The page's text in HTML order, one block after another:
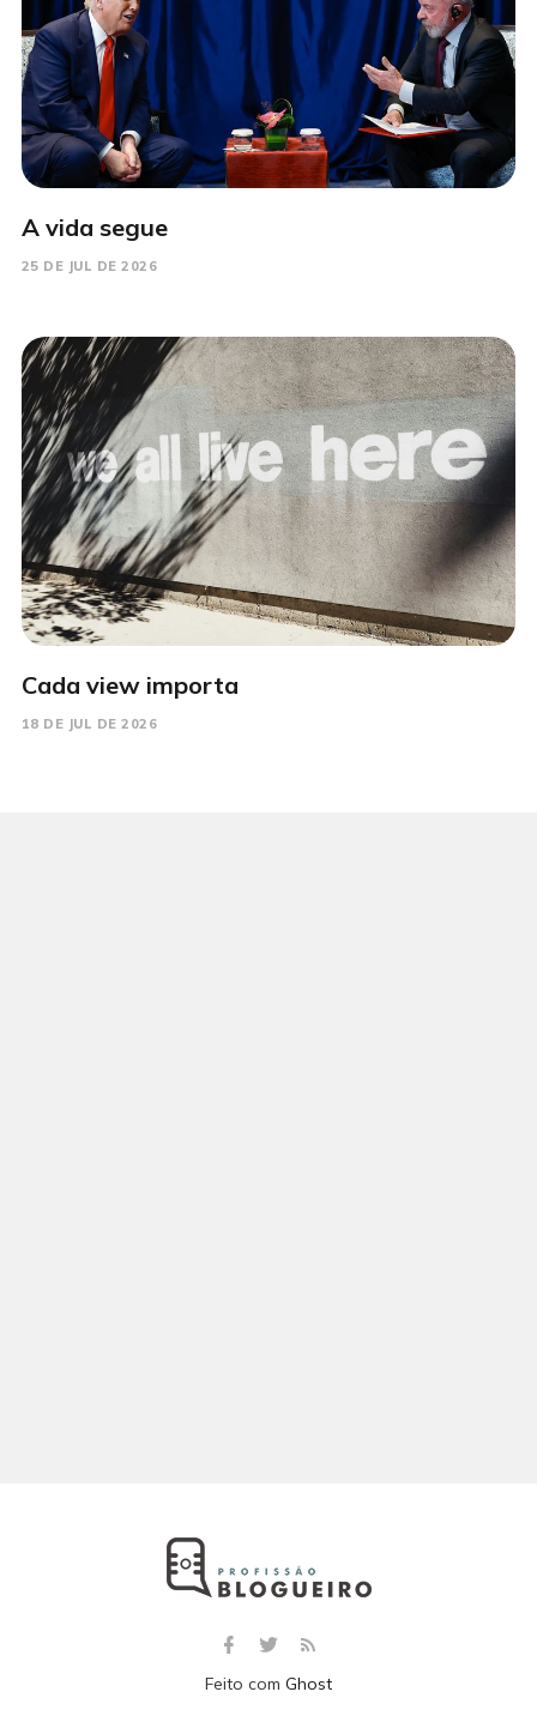
A vida segue
25 DE JUL DE 2026
Cada view importa
18 DE JUL DE 2026
Feito com Ghost